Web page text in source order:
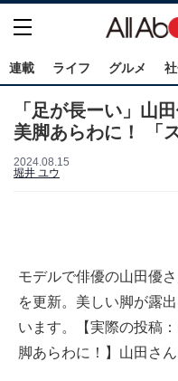
連載 ライフ グルメ
「足が長ーい」山
美脚あらわに！ 「
2024.08.15
堀井 ユウ
モデルで俳優の山田優
を更新。美しい脚が露
います。【実際の投稿
脚あらわに！】山田さ